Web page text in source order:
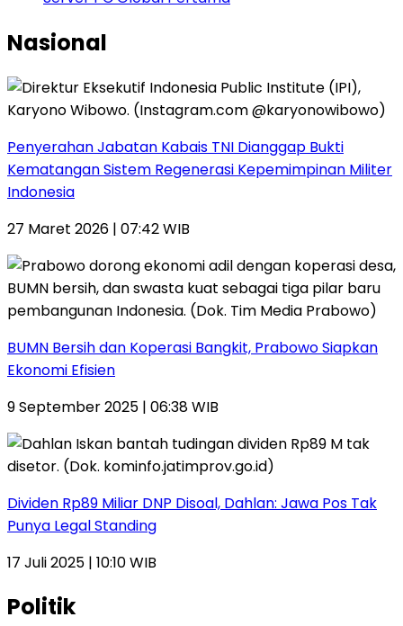
Nasional
Penyerahan Jabatan Kabais TNI Dianggap Bukti
Kematangan Sistem Regenerasi Kepemimpinan Militer
Indonesia
27 Maret 2026 | 07:42 WIB
BUMN Bersih dan Koperasi Bangkit, Prabowo Siapkan
Ekonomi Efisien
9 September 2025 | 06:38 WIB
Dividen Rp89 Miliar DNP Disoal, Dahlan: Jawa Pos Tak
Punya Legal Standing
17 Juli 2025 | 10:10 WIB
Politik